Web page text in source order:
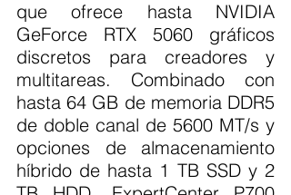
que ofrece hasta NVIDIA
GeForce RTX 5060 gráficos
discretos para creadores y
multitareas. Combinado con
hasta 64 GB de memoria DDR5
de doble canal de 5600 MT/s y
opciones de almacenamiento
híbrido de hasta 1 TB SSD y 2